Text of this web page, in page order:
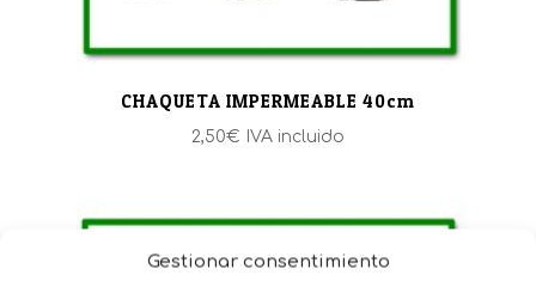
Gestionar consentimiento
CHAQUETA IMPERMEABLE 40cm
2,50€ IVA incluido